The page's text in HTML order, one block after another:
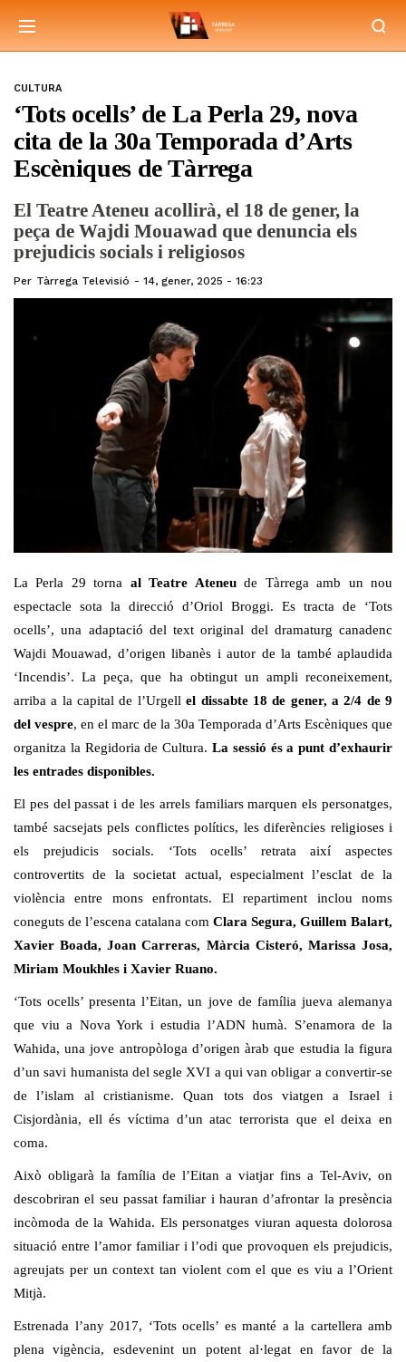
CULTURA
‘Tots ocells’ de La Perla 29, nova
cita de la 30a Temporada d’Arts
Escèniques de Tàrrega
El Teatre Ateneu acollirà, el 18 de gener, la
peça de Wajdi Mouawad que denuncia els
prejudicis socials i religiosos
Per Tàrrega Televisió 14, gener, 2025 - 16:23
La Perla 29 torna al Teatre Ateneude Tàrrega amb un nou
espectacle sota la direcció d’Oriol Broggi. Es tracta de ‘Tots
ocells’, una adaptació del text original del dramaturg canadenc
Wajdi Mouawad, d’origen libanès i autor de la també aplaudida
‘Incendis’. La peça, que ha obtingut un ampli reconeixement,
arriba a la capital de l’Urgellel dissabte 18 de gener, a 2/4 de 9
del vespre, en el marc de la 30a Temporada d’Arts Escèniques que
organitza la Regidoria de Cultura. La sessió és a punt d’exhaurir
les entrades disponibles.
El pes del passat i de les arrels familiars marquen els personatges,
també sacsejats pels conflictes polítics, les diferències religioses i
els prejudicis socials. ‘Tots ocells’ retrata així aspectes
controvertits de la societat actual, especialment l’esclat de la
violència entre mons enfrontats. El repartiment inclou noms
coneguts de l’escena catalana com Clara Segura, Guillem Balart,
Xavier Boada, Joan Carreras, Màrcia Cisteró, Marissa Josa,
Miriam Moukhles i Xavier Ruano.
‘Tots ocells’ presenta l’Eitan, un jove de família jueva alemanya
que viu a Nova York i estudia l’ADN humà. S’enamora de la
Wahida, una jove antropòloga d’origen àrab que estudia la figura
d’un savi humanista del segle XVI a qui van obligar a convertir-se
de l’islam al cristianisme. Quan tots dos viatgen a Israel i
Cisjordània, ell és víctima d’un atac terrorista que el deixa en
coma.
Això obligarà la família de l’Eitan a viatjar fins a Tel-Aviv, on
descobriran el seu passat familiar i hauran d’afrontar la presència
incòmoda de la Wahida. Els personatges viuran aquesta dolorosa
situació entre l’amor familiar i l’odi que provoquen els prejudicis,
agreujats per un context tan violent com el que es viu a l’Orient
Mitjà.
Estrenada l’any 2017, ‘Tots ocells’ es manté a la cartellera amb
plena vigència, esdevenint un potent al·legat en favor de la